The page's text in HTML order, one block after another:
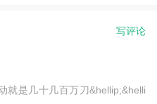
写评论
就是几十几百万刀&hellip;&helli